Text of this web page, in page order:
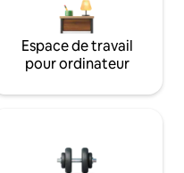
Espace de travail
pour ordinateur